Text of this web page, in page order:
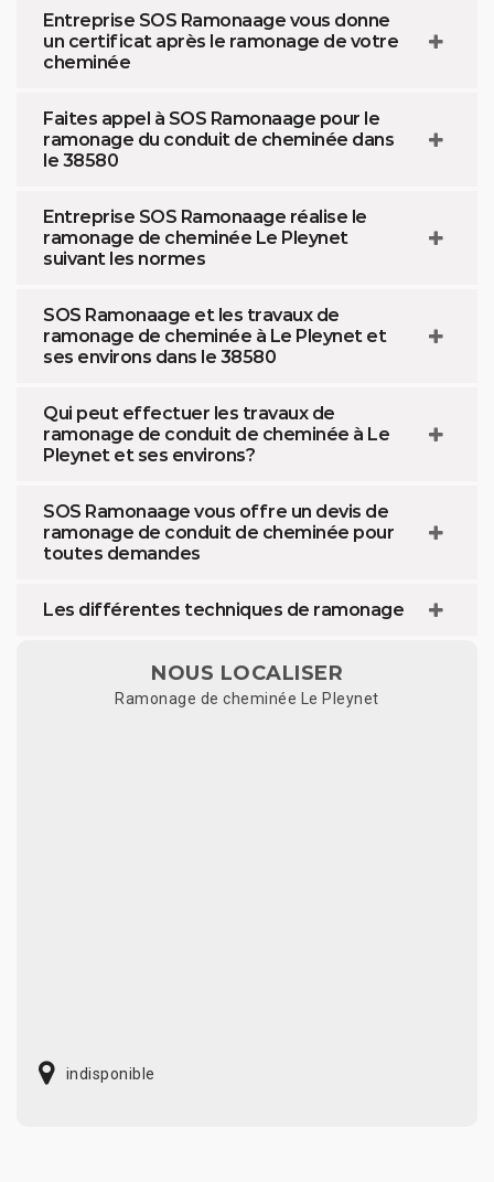
Entreprise SOS Ramonaage vous donne
un certificat après le ramonage de votre
cheminée
Faites appel à SOS Ramonaage pour le
ramonage du conduit de cheminée dans
le 38580
Entreprise SOS Ramonaage réalise le
ramonage de cheminée Le Pleynet
suivant les normes
SOS Ramonaage et les travaux de
ramonage de cheminée à Le Pleynet et
ses environs dans le 38580
Qui peut effectuer les travaux de
ramonage de conduit de cheminée à Le
Pleynet et ses environs?
SOS Ramonaage vous offre un devis de
ramonage de conduit de cheminée pour
toutes demandes
Les différentes techniques de ramonage
NOUS LOCALISER
Ramonage de cheminée Le Pleynet
indisponible